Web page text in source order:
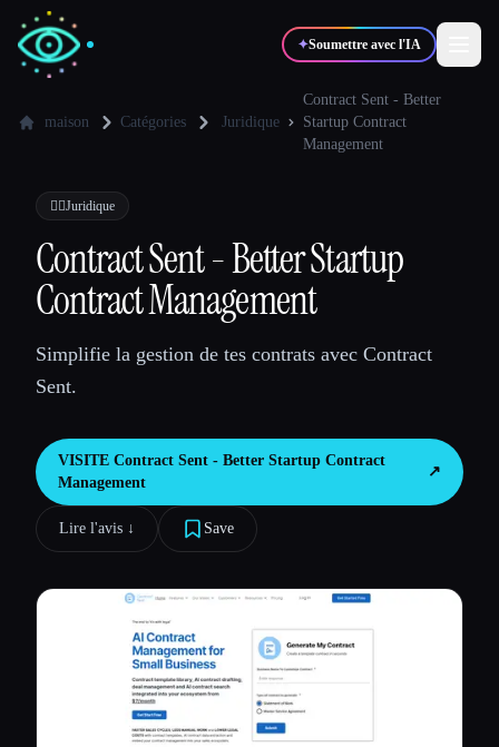
✦Soumettre avec l'IA
💻 📈 Marketeurs
🎓Étudiants 🎬Créateurs
Comparer les outils
Toutes les catégories
À propos
maison Catégories Juridique
Contract Sent - Better
Startup Contract
Management
👩‍⚖️Juridique
Contract Sent - Better Startup
Contract Management
Simplifie la gestion de tes contrats avec Contract
Sent.
VISITE Contract Sent - Better Startup Contract
Management
↗︎
Lire l'avis ↓︎ Save